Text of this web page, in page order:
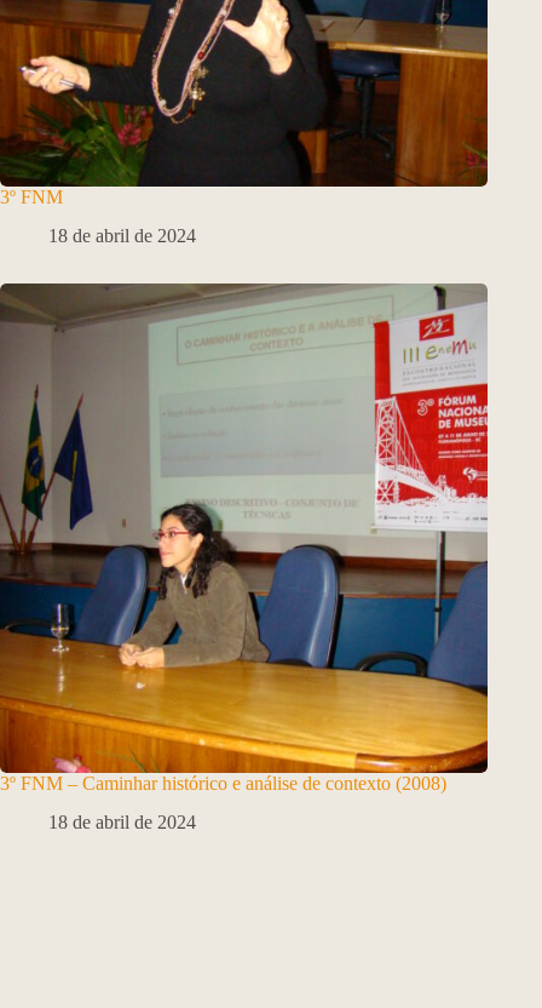
3º FNM
18 de abril de 2024
3º FNM – Caminhar histórico e análise de contexto (2008)
18 de abril de 2024